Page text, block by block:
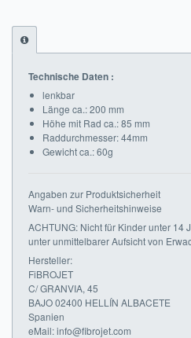
FAQ
ÜBER UNS
Was wir bieten
Unsere Philosophie
KONTAKT
MEIN KONTO
Technische Daten :
lenkbar
Länge ca.: 200 mm
Höhe mit Rad ca.: 85 mm
Raddurchmesser: 44mm
Gewicht ca.: 60g
Angaben zur Produktsicherheit
Warn- und Sicherheitshinweise
ACHTUNG: Nicht für Kinder unter 14
unter unmittelbarer Aufsicht von
Hersteller:
FiBROJET
C/ GRANVIA, 45
BAJO 02400 HELLÍN ALBACETE
Spanien
eMail: info@fibrojet.com